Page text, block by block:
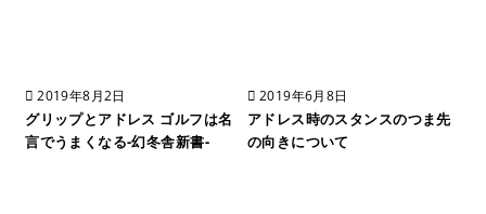
2019年8月2日
グリップとアドレス ゴルフは名
言でうまくなる-幻冬舎新書-
2019年6月8日
アドレス時のスタンスのつま先
の向きについて